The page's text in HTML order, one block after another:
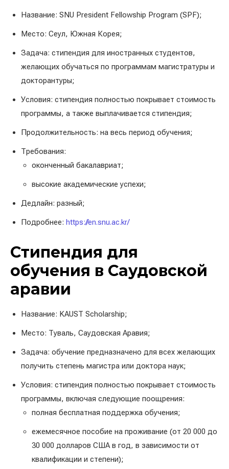
Название: SNU President Fellowship Program (SPF);
Место: Сеул, Южная Корея;
Задача: стипендия для иностранных студентов,
желающих обучаться по программам магистратуры и
докторантуры;
Условия: стипендия полностью покрывает стоимость
программы, а также выплачивается стипендия;
Продолжительность: на весь период обучения;
Требования:
оконченный бакалавриат;
высокие академические успехи;
Дедлайн: разный;
Подробнее: https://en.snu.ac.kr/
Стипендия для
обучения в Саудовской
аравии
Название: KAUST Scholarship;
Место: Туваль, Саудовская Аравия;
Задача: обучение предназначено для всех желающих
получить степень магистра или доктора наук;
Условия: стипендия полностью покрывает стоимость
программы, включая следующие поощрения:
полная бесплатная поддержка обучения;
ежемесячное пособие на проживание (от 20 000 до
30 000 долларов США в год, в зависимости от
квалификации и степени);